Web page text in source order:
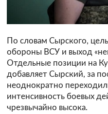
По словам Сырского,
обороны ВСУ и выход
Отдельные позиции на
добавляет Сырский, за
неоднократно
интенсивность боевых
чрезвычайно высока.